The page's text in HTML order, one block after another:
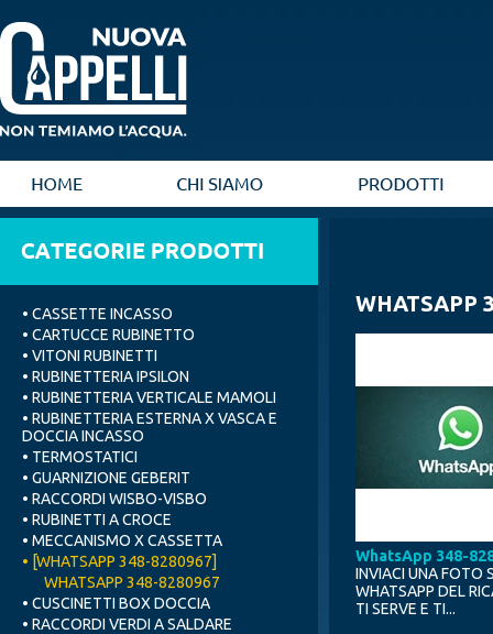
• CASSETTE INCASSO
• CARTUCCE RUBINETTO
• VITONI RUBINETTI
• RUBINETTERIA IPSILON
• RUBINETTERIA VERTICALE MAMOLI
• RUBINETTERIA ESTERNA X VASCA E
DOCCIA INCASSO
• TERMOSTATICI
• GUARNIZIONE GEBERIT
• RACCORDI WISBO-VISBO
• RUBINETTI A CROCE
• MECCANISMO X CASSETTA
• [WHATSAPP 348-8280967]
WHATSAPP 348-8280967
• CUSCINETTI BOX DOCCIA
• RACCORDI VERDI A SALDARE
WHATSAPP
WhatsApp 348-
INVIACI UNA FOTO
WHATSAPP DEL
TI SERVE E TI...